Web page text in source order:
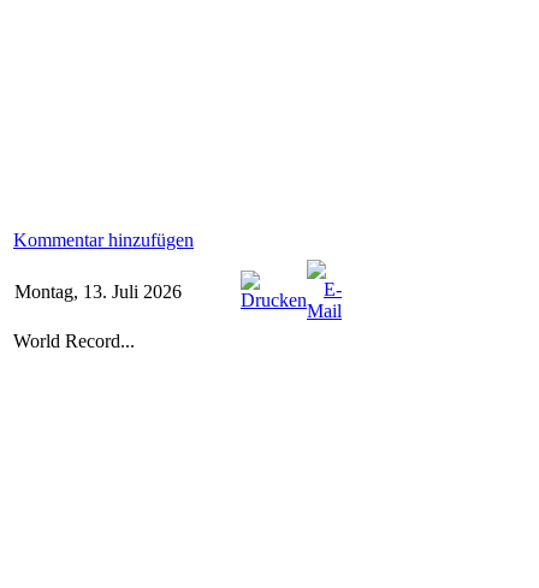
Kommentar hinzufügen
Montag, 13. Juli 2026
World Record...